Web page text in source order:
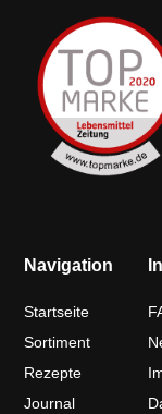
Navigation
Startseite
Sortiment
Rezepte
Journal